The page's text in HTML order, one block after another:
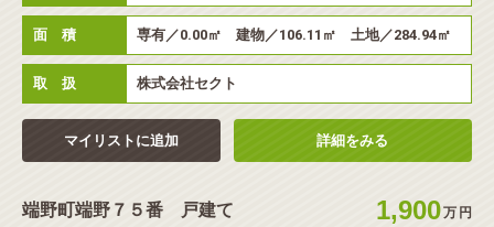
面 積 専有／0.00㎡ 建物／106.11㎡ 土地／284.94㎡
取 扱 株式会社セクト
マイリストに追加 詳細をみる
端野町端野７５番 戸建て 1,900万 円